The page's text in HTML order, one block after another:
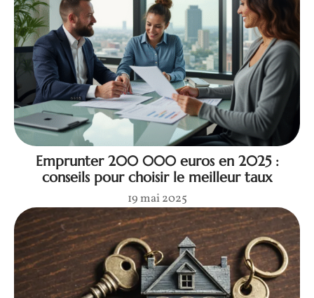
Emprunter 200 000 euros en 2025 :
conseils pour choisir le meilleur taux
19 mai 2025